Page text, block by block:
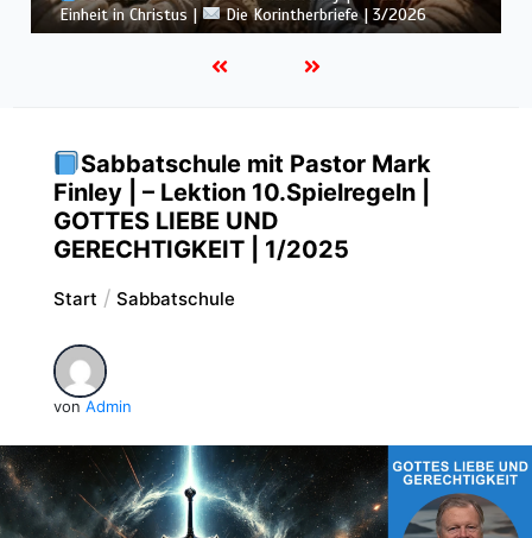
Botschaft vom Kreuz |
Die Korintherbriefe | 3/2026
Sabbatschule mit Pastor Mark
Finley | – Lektion 10.Spielregeln |
GOTTES LIEBE UND
GERECHTIGKEIT | 1/2025
Start Sabbatschule
von Admin